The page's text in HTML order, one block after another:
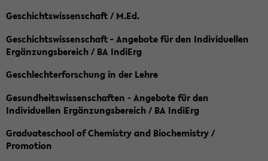
Geschichtswissenschaft / M.Ed.
Geschichtswissenschaft - Angebote für den Individuellen
Ergänzungsbereich / BA IndiErg
Geschlechterforschung in der Lehre
Gesundheitswissenschaften - Angebote für den
Individuellen Ergänzungsbereich / BA IndiErg
Graduateschool of Chemistry and Biochemistry /
Promotion